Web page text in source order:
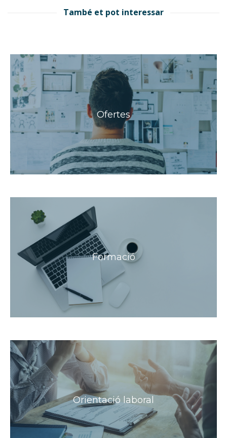
També et pot interessar
Ofertes
Formació
Orientació laboral